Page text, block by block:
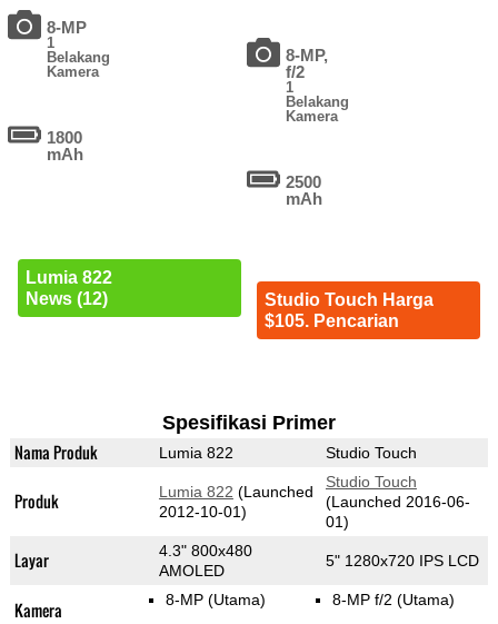
8-MP
1
Belakang
Kamera
1800
mAh
Lumia 822
News (12)
8-MP,
f/2
1
Belakang
Kamera
2500
mAh
Studio Touch Harga
$105. Pencarian
Spesifikasi Primer
Nama Produk Lumia 822 Studio Touch
Produk Lumia 822 (Launched
2012-10-01)
Studio Touch
(Launched 2016-06-
01)
Layar
4.3" 800x480
AMOLED
5" 1280x720 IPS LCD
Kamera 8-MP (Utama) 8-MP f/2 (Utama)